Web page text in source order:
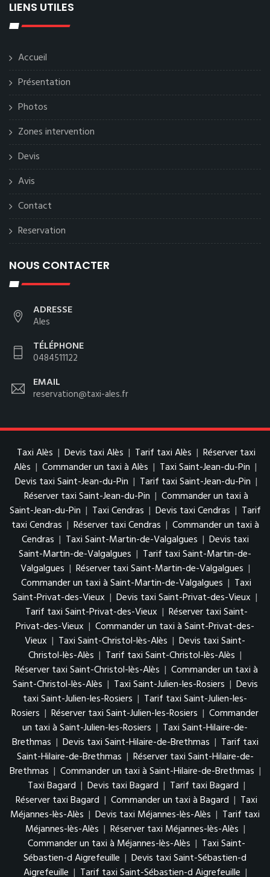
LIENS UTILES
Accueil
Présentation
Photos
Zones intervention
Devis
Avis
Contact
Reservation
NOUS CONTACTER
ADRESSE
Ales
TÉLÉPHONE
0484511122
EMAIL
reservation@taxi-ales.fr
Taxi Alès | Devis taxi Alès | Tarif taxi Alès | Réserver taxi
Alès | Commander un taxi à Alès | Taxi Saint-Jean-du-Pin |
Devis taxi Saint-Jean-du-Pin | Tarif taxi Saint-Jean-du-Pin |
Réserver taxi Saint-Jean-du-Pin | Commander un taxi à
Saint-Jean-du-Pin | Taxi Cendras | Devis taxi Cendras | Tarif
taxi Cendras | Réserver taxi Cendras | Commander un taxi à
Cendras | Taxi Saint-Martin-de-Valgalgues | Devis taxi
Saint-Martin-de-Valgalgues | Tarif taxi Saint-Martin-de-
Valgalgues | Réserver taxi Saint-Martin-de-Valgalgues |
Commander un taxi à Saint-Martin-de-Valgalgues | Taxi
Saint-Privat-des-Vieux | Devis taxi Saint-Privat-des-Vieux |
Tarif taxi Saint-Privat-des-Vieux | Réserver taxi Saint-
Privat-des-Vieux | Commander un taxi à Saint-Privat-des-
Vieux | Taxi Saint-Christol-lès-Alès | Devis taxi Saint-
Christol-lès-Alès | Tarif taxi Saint-Christol-lès-Alès |
Réserver taxi Saint-Christol-lès-Alès | Commander un taxi à
Saint-Christol-lès-Alès | Taxi Saint-Julien-les-Rosiers | Devis
taxi Saint-Julien-les-Rosiers | Tarif taxi Saint-Julien-les-
Rosiers | Réserver taxi Saint-Julien-les-Rosiers | Commander
un taxi à Saint-Julien-les-Rosiers | Taxi Saint-Hilaire-de-
Brethmas | Devis taxi Saint-Hilaire-de-Brethmas | Tarif taxi
Saint-Hilaire-de-Brethmas | Réserver taxi Saint-Hilaire-de-
Brethmas | Commander un taxi à Saint-Hilaire-de-Brethmas |
Taxi Bagard | Devis taxi Bagard | Tarif taxi Bagard |
Réserver taxi Bagard | Commander un taxi à Bagard | Taxi
Méjannes-lès-Alès | Devis taxi Méjannes-lès-Alès | Tarif taxi
Méjannes-lès-Alès | Réserver taxi Méjannes-lès-Alès |
Commander un taxi à Méjannes-lès-Alès | Taxi Saint-
Sébastien-d Aigrefeuille | Devis taxi Saint-Sébastien-d
Aigrefeuille | Tarif taxi Saint-Sébastien-d Aigrefeuille |